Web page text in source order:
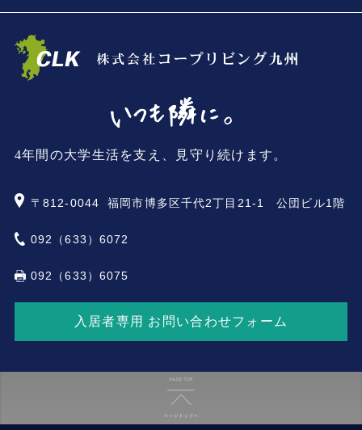
4年間の大学生活を支え、見守り続けます。
〒812-0044 福岡市博多区千代2丁目21-1 公団ビル1階
092（633）6072
092（633）6075
入居者専用 お問い合わせフォーム